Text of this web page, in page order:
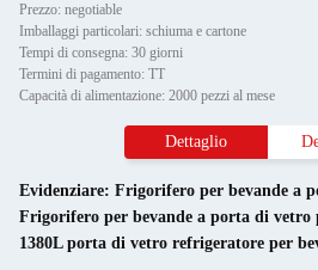
Prezzo: negotiable
Imballaggi particolari: schiuma e cartone
Tempi di consegna: 30 giorni
Termini di pagamento: TT
Capacità di alimentazione: 2000 pezzi al mese
Dettaglio
Evidenziare: Frigorifero per bevande a
Frigorifero per bevande a porta di vetro
1380L porta di vetro refrigeratore per